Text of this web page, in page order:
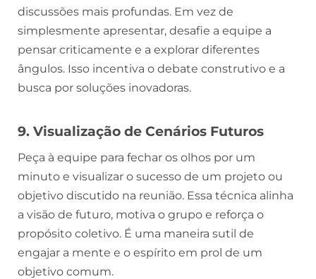
discussões mais profundas. Em vez de
simplesmente apresentar, desafie a equipe a
pensar criticamente e a explorar diferentes
ângulos. Isso incentiva o debate construtivo e a
busca por soluções inovadoras.
9. Visualização de Cenários Futuros
Peça à equipe para fechar os olhos por um
minuto e visualizar o sucesso de um projeto ou
objetivo discutido na reunião. Essa técnica alinha
a visão de futuro, motiva o grupo e reforça o
propósito coletivo. É uma maneira sutil de
engajar a mente e o espírito em prol de um
objetivo comum.